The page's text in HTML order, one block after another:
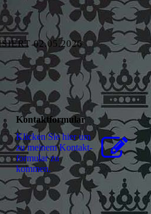
02.05.2026
Kontaktformular
Klicken Sie hier um
zu meinem Kon­takt­
for­mu­lar zu
kommen.